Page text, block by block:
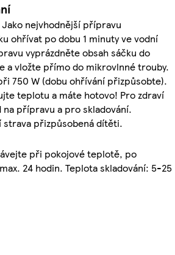
nejvhodnější přípravu
ohřívat po dobu 1 minuty ve vodní
vyprázdněte obsah sáčku do
a vložte přímo do mikrovlnné trouby.
750 W (dobu ohřívání přizpůsobte).
teplotu a máte hotovo! Pro zdraví
přípravu a pro skladování.
strava přizpůsobená dítěti.
při pokojové teplotě, po
24 hodin. Teplota skladování: 5-25